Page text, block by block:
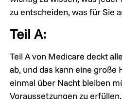
zu entscheiden, was für Sie
Teil A:
Teil A von Medicare deckt
ab, und das kann eine große
einmal über Nacht bleiben
Voraussetzungen zu